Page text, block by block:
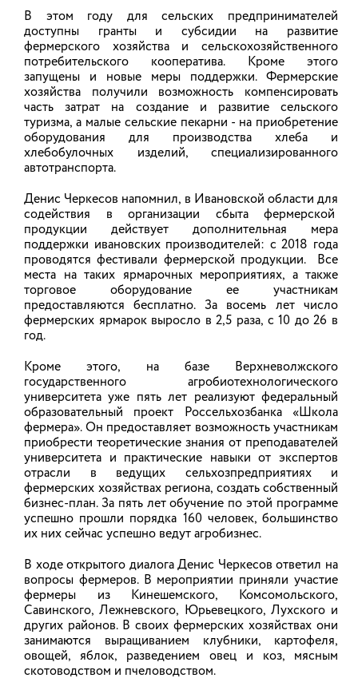
Ивановский сыродел удостоен
возможности представить свою
продукцию на Международном
уровне
На сегодняшний день шеф-повар, сыродел и
фермер Павел Кабанов выступает ярким
представителем региональной гастрономии,
активно продвигая потенциал Ивановской
области на профессиональных конкурсах и
фестивалях. В июле он достойно представил
регион сразу на нескольких конкурсах
Всероссийского уровня.
06.08.2026
В Ивановской области по итогам
конкурсного отбора 14 фермеров
получили господдержку на развитие
сельхозпроизводства
Подведены итоги первого отбора получателей
субсидий на возмещение части затрат
фермерского хозяйства. Средства
государственной поддержки в рамках
федерального проекта «Развитие малого
агробизнеса» получили 14 фермеров.
05.08.2026
Около 18 тысяч гостей посетили
«Праздник русских традиций на
родине тяжеловоза» в Гавриловом
Посаде в этом году
Фестиваль традиционной русской культуры,
прошедший 1 августа в Гавриловом Посаде, стал
Все новости
Подписаться на новостную рассылку
В этом году для сельских предпринимателей
доступны гранты и субсидии на развитие
фермерского хозяйства и сельскохозяйственного
потребительского кооператива. Кроме этого
запущены и новые меры поддержки. Фермерские
хозяйства получили возможность компенсировать
часть затрат на создание и развитие сельского
туризма, а малые сельские пекарни - на приобретение
оборудования для производства хлеба и
хлебобулочных изделий, специализированного
автотранспорта.
Денис Черкесов напомнил, в Ивановской области для
содействия в организации сбыта фермерской
продукции действует дополнительная мера
поддержки ивановских производителей: с 2018 года
проводятся фестивали фермерской продукции. Все
места на таких ярмарочных мероприятиях, а также
торговое оборудование ее участникам
предоставляются бесплатно. За восемь лет число
фермерских ярмарок выросло в 2,5 раза, с 10 до 26 в
год.
Кроме этого, на базе Верхневолжского
государственного агробиотехнологического
университета уже пять лет реализуют федеральный
образовательный проект Россельхозбанка «Школа
фермера». Он предоставляет возможность участникам
приобрести теоретические знания от преподавателей
университета и практические навыки от экспертов
отрасли в ведущих сельхозпредприятиях и
фермерских хозяйствах региона, создать собственный
бизнес-план. За пять лет обучение по этой программе
успешно прошли порядка 160 человек, большинство
их них сейчас успешно ведут агробизнес.
В ходе открытого диалога Денис Черкесов ответил на
вопросы фермеров. В мероприятии приняли участие
фермеры из Кинешемского, Комсомольского,
Савинского, Лежневского, Юрьевецкого, Лухского и
других районов. В своих фермерских хозяйствах они
занимаются выращиванием клубники, картофеля,
овощей, яблок, разведением овец и коз, мясным
скотоводством и пчеловодством.